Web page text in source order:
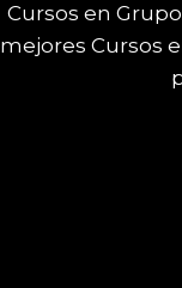
Cursos en
mejores Cursos